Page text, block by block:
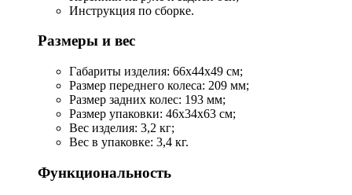
Инструкция по сборке.
Размеры и вес
Габариты изделия: 66х44х49 см;
Размер переднего колеса: 209 мм;
Размер задних колес: 193 мм;
Размер упаковки: 46х34х63 см;
Вес изделия: 3,2 кг;
Вес в упаковке: 3,4 кг.
Функциональность